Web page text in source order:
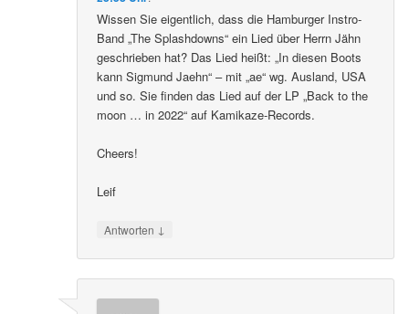
Wissen Sie eigentlich, dass die Hamburger Instro-
Band „The Splashdowns“ ein Lied über Herrn Jähn
geschrieben hat? Das Lied heißt: „In diesen Boots
kann Sigmund Jaehn“ – mit „ae“ wg. Ausland, USA
und so. Sie finden das Lied auf der LP „Back to the
moon … in 2022“ auf Kamikaze-Records.
Cheers!
Leif
Antworten ↓